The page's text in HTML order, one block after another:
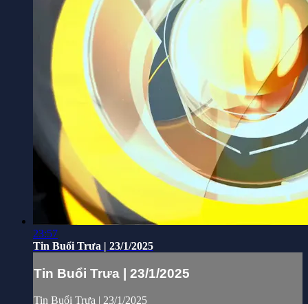
23:57
Tin Buổi Trưa | 23/1/2025
Tin Buổi Trưa | 23/1/2025
Tin Buổi Trưa | 23/1/2025